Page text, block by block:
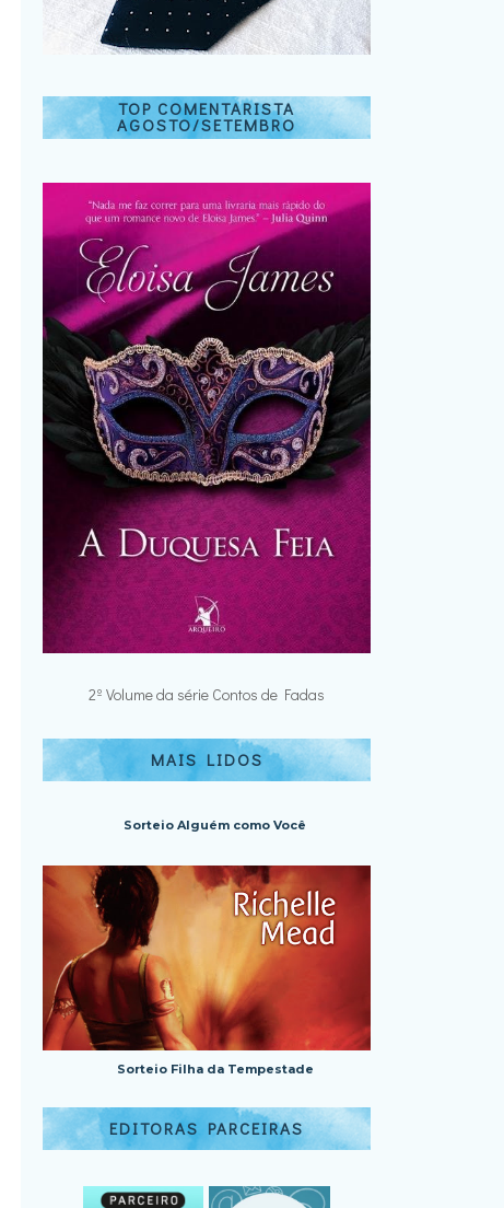
TOP COMENTARISTA
AGOSTO/SETEMBRO
2º Volume da série Contos de Fadas
MAIS LIDOS
Sorteio Alguém como Você
Sorteio Filha da Tempestade
EDITORAS PARCEIRAS